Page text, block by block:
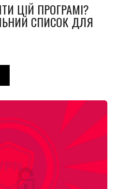
ЦІЙ ПРОГРАМІ?
СПИСОК ДЛЯ